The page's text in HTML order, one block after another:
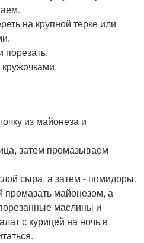
на крупной терке или
из майонеза и
затем промазываем
сыра, а затем - помидоры.
майонезом, а
маслины и
с курицей на ночь в